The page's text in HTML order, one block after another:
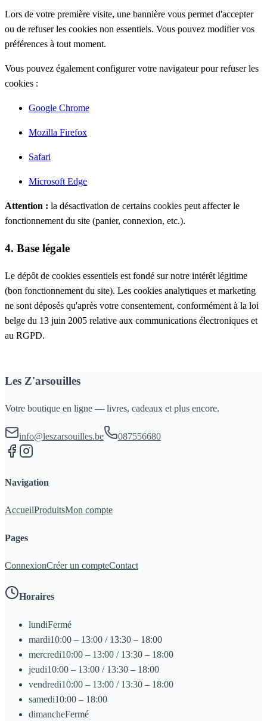
Lors de votre première visite, une bannière vous permet d'accepter
ou de refuser les cookies non essentiels. Vous pouvez modifier vos
préférences à tout moment.
Vous pouvez également configurer votre navigateur pour refuser les
cookies :
Google Chrome
Mozilla Firefox
Safari
Microsoft Edge
Attention : la désactivation de certains cookies peut affecter le
fonctionnement du site (panier, connexion, etc.).
4. Base légale
Le dépôt de cookies essentiels est fondé sur notre intérêt légitime
(bon fonctionnement du site). Les cookies analytiques et marketing
ne sont déposés qu'après votre consentement, conformément à la loi
belge du 13 juin 2005 relative aux communications électroniques et
au RGPD.
Les Z'arsouilles
Votre boutique en ligne — livres, cadeaux et plus encore.
info@leszarsouilles.be 087556680
Navigation
AccueilProduitsMon compte
Pages
ConnexionCréer un compteContact
Horaires
lundiFermé
mardi10:00 – 13:00 / 13:30 – 18:00
mercredi10:00 – 13:00 / 13:30 – 18:00
jeudi10:00 – 13:00 / 13:30 – 18:00
vendredi10:00 – 13:00 / 13:30 – 18:00
samedi10:00 – 18:00
dimancheFermé